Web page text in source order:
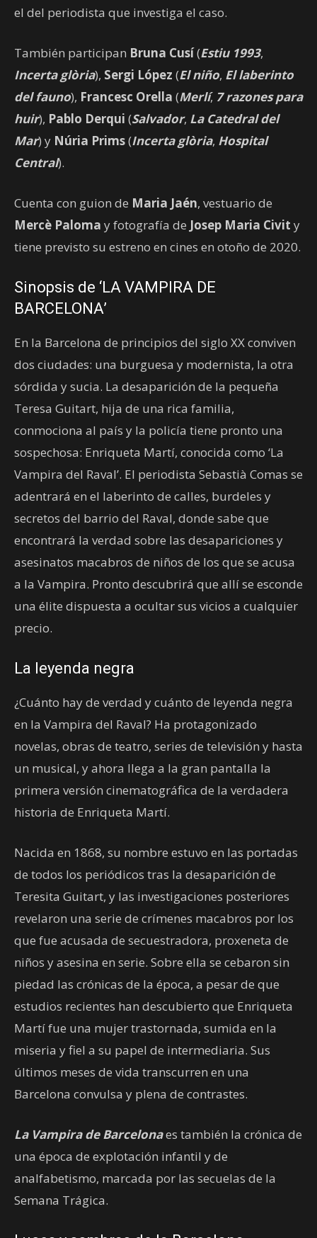
el del periodista que investiga el caso.
También participan Bruna Cusí(Estiu 1993,
Incerta glòria), Sergi López (El niño, El laberinto
del fauno), Francesc Orella (Merlí, 7 razones para
huir), Pablo Derqui (Salvador, La Catedral del
Mar) y Núria Prims(Incerta glòria, Hospital
Central).
Cuenta con guion de Maria Jaén, vestuario de
Mercè Paloma y fotografía de Josep Maria Civit y
tiene previsto su estreno en cines en otoño de 2020.
Sinopsis de ‘LA VAMPIRA DE
BARCELONA’
En la Barcelona de principios del siglo XX conviven
dos ciudades: una burguesa y modernista, la otra
sórdida y sucia. La desaparición de la pequeña
Teresa Guitart, hija de una rica familia,
conmociona al país y la policía tiene pronto una
sospechosa: Enriqueta Martí, conocida como ‘La
Vampira del Raval’. El periodista Sebastià Comas se
adentrará en el laberinto de calles, burdeles y
secretos del barrio del Raval, donde sabe que
encontrará la verdad sobre las desapariciones y
asesinatos macabros de niños de los que se acusa
a la Vampira. Pronto descubrirá que allí se esconde
una élite dispuesta a ocultar sus vicios a cualquier
precio.
La leyenda negra
¿Cuánto hay de verdad y cuánto de leyenda negra
en la Vampira del Raval? Ha protagonizado
novelas, obras de teatro, series de televisión y hasta
un musical, y ahora llega a la gran pantalla la
primera versión cinematográfica de la verdadera
historia de Enriqueta Martí.
Nacida en 1868, su nombre estuvo en las portadas
de todos los periódicos tras la desaparición de
Teresita Guitart, y las investigaciones posteriores
revelaron una serie de crímenes macabros por los
que fue acusada de secuestradora, proxeneta de
niños y asesina en serie. Sobre ella se cebaron sin
piedad las crónicas de la época, a pesar de que
estudios recientes han descubierto que Enriqueta
Martí fue una mujer trastornada, sumida en la
miseria y fiel a su papel de intermediaria. Sus
últimos meses de vida transcurren en una
Barcelona convulsa y plena de contrastes.
La Vampira de Barcelonaes también la crónica de
una época de explotación infantil y de
analfabetismo, marcada por las secuelas de la
Semana Trágica.